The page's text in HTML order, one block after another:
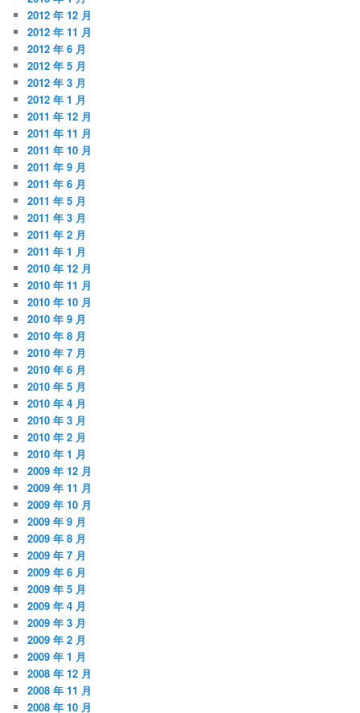
2012 年 12 月
2012 年 11 月
2012 年 6 月
2012 年 5 月
2012 年 3 月
2012 年 1 月
2011 年 12 月
2011 年 11 月
2011 年 10 月
2011 年 9 月
2011 年 6 月
2011 年 5 月
2011 年 3 月
2011 年 2 月
2011 年 1 月
2010 年 12 月
2010 年 11 月
2010 年 10 月
2010 年 9 月
2010 年 8 月
2010 年 7 月
2010 年 6 月
2010 年 5 月
2010 年 4 月
2010 年 3 月
2010 年 2 月
2010 年 1 月
2009 年 12 月
2009 年 11 月
2009 年 10 月
2009 年 9 月
2009 年 8 月
2009 年 7 月
2009 年 6 月
2009 年 5 月
2009 年 4 月
2009 年 3 月
2009 年 2 月
2009 年 1 月
2008 年 12 月
2008 年 11 月
2008 年 10 月